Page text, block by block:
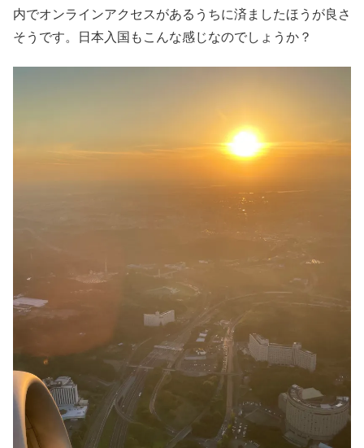
内でオンラインアクセスがあるうちに済ましたほうが良さ
そうです。日本入国もこんな感じなのでしょうか？